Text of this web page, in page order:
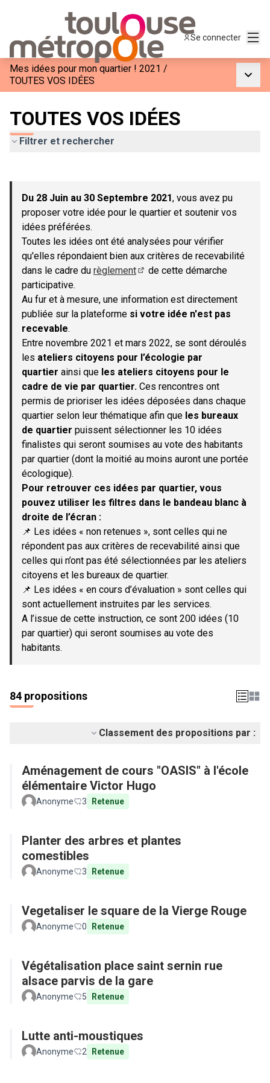
Se connecter
Mes idées pour mon quartier ! 2021 /
TOUTES VOS IDÉES
TOUTES VOS IDÉES
Filtrer et rechercher
−
Du 28 Juin au 30 Septembre 2021, vous avez pu
proposer votre idée pour le quartier et soutenir vos
idées préférées.
Toutes les idées ont été analysées pour vérifier
qu'elles répondaient bien aux critères de recevabilité
dans le cadre du règlement
de cette démarche
participative.
Au fur et à mesure, une information est directement
publiée sur la plateforme si votre idée n'est pas
recevable.
Entre novembre 2021 et mars 2022, se sont déroulés
les ateliers citoyens pour l’écologie par
quartier ainsi que les ateliers citoyens pour le
cadre de vie par quartier. Ces rencontres ont
permis de prioriser les idées déposées dans chaque
quartier selon leur thématique afin que les bureaux
de quartier puissent sélectionner les 10 idées
finalistes qui seront soumises au vote des habitants
par quartier (dont la moitié au moins auront une portée
écologique).
Pour retrouver ces idées par quartier, vous
pouvez utiliser les filtres dans le bandeau blanc à
droite de l’écran :
📌 Les idées « non retenues », sont celles qui ne
répondent pas aux critères de recevabilité ainsi que
celles qui n’ont pas été sélectionnées par les ateliers
citoyens et les bureaux de quartier.
📌 Les idées « en cours d’évaluation » sont celles qui
sont actuellement instruites par les services.
A l’issue de cette instruction, ce sont 200 idées (10
par quartier) qui seront soumises au vote des
habitants.
84 propositions
Classement des propositions par :
Aménagement de cours "OASIS" à l'école
élémentaire Victor Hugo
Anonyme 3 Retenue
Planter des arbres et plantes
comestibles
Anonyme 3 Retenue
Vegetaliser le square de la Vierge Rouge
Anonyme 0 Retenue
Végétalisation place saint sernin rue
alsace parvis de la gare
Anonyme 5 Retenue
Lutte anti-moustiques
Anonyme 2 Retenue